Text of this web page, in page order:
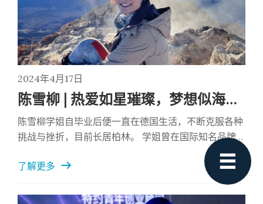
2024年4月17日
陈雪柳 | 热爱如星璀璨，梦想似海深邃
陈雪柳学姐自毕业后便一直在德国生活，不断克服各种
挑战与挫折，目前长居柏林。 学姐曾在国际知名品牌阿
迪达斯实习，同时积极参加志愿者活动，兴趣爱好广
泛。 作为德国校友分会的会长，陈雪柳学姐尽职尽责，
将大家组织联系起来，让大家感受到温暖，同时，学姐
还经常分享学习工作和生活上的经验，帮助大家更快适
了解更多
新闻动态
通知公告
校友风采